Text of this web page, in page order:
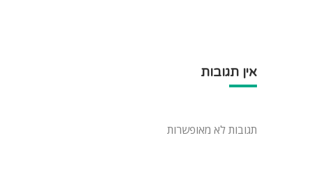
אין תגובות
תגובות לא מאופשרות